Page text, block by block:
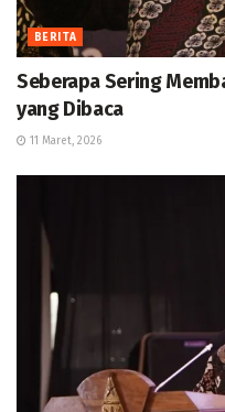
BERITA
Seberapa Sering
yang Dibaca
11 Maret, 2026